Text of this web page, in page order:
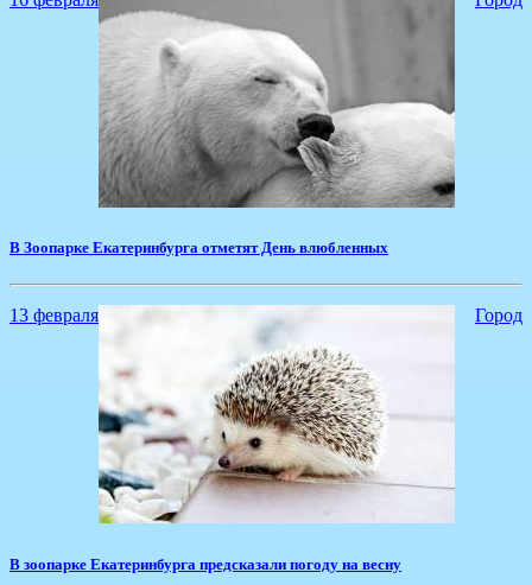
В Зоопарке Екатеринбурга отметят День влюбленных
13 февраля Город
В зоопарке Екатеринбурга предсказали погоду на весну